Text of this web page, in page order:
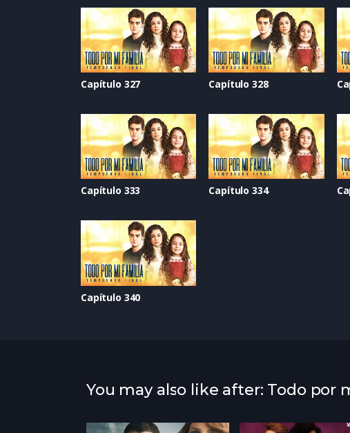
Capítulo 327 Capítulo 328
Capítulo 333 Capítulo 334
Capítulo 340
You may also like after: Todo por